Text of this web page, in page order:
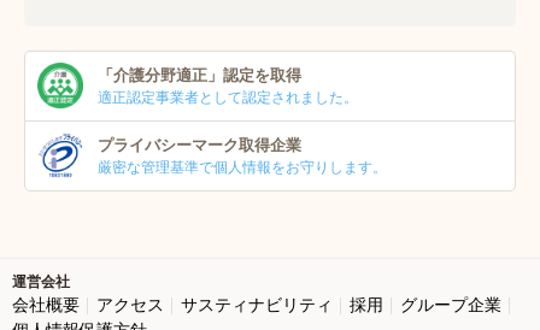
「介護分野適正」 認定を取得
適正認定事業者として認定されました。
プライバシーマーク取得企業
厳密な管理基準で個人情報をお守りします。
運営会社
会社概要 アクセス サスティナビリティ 採用
グループ企業